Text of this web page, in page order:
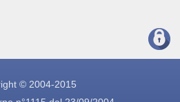
© 2004-2015